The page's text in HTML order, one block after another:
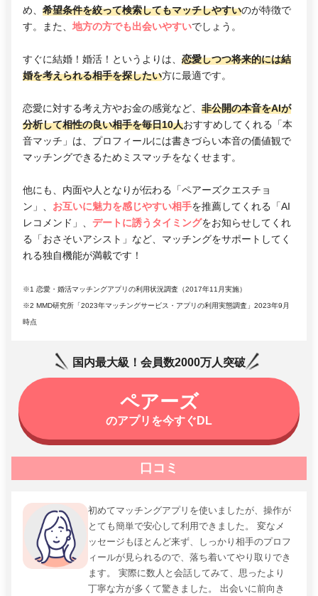
め、 希望条件を絞って検索してもマッチしやすいのが特徴で
す。また、 地方の方でも出会いやすいでしょう。
すぐに結婚！婚活！というよりは、 恋愛しつつ将来的には結
婚を考えられる相手を探したい方に最適です。
恋愛に対する考え方やお金の感覚など、 非公開の本音をAIが
分析して相性の良い相手を毎日10人おすすめしてくれる「本
音マッチ」は、プロフィールには書きづらい本音の価値観で
マッチングできるためミスマッチをなくせます。
他にも、内面や人となりが伝わる「ペアーズクエスチョ
ン」、 お互いに魅力を感じやすい相手を推薦してくれる「AI
レコメンド」、 デートに誘うタイミングをお知らせしてくれ
る「おさそいアシスト」など、マッチングをサポートしてく
れる独自機能が満載です！
※1 恋愛・婚活マッチングアプリの利用状況調査（2017年11月実施）
※2 MMD研究所「2023年マッチングサービス・アプリの利用実態調査」2023年9月
時点
国内最大級！会員数2000万人突破
ペアーズ
のアプリを今すぐDL
口コミ
初めてマッチングアプリを使いましたが、操作が
とても簡単で安心して利用できました。 変なメ
ッセージもほとんど来ず、しっかり相手のプロフ
ィールが見られるので、落ち着いてやり取りでき
ます。 実際に数人と会話してみて、思ったより
丁寧な方が多くて驚きました。 出会いに前向き